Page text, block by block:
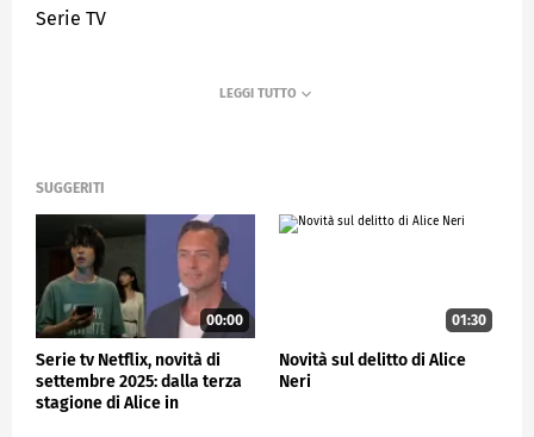
Serie TV
SUGGERITI
00:00
Serie tv Netflix, novità di
settembre 2025: dalla terza
stagione di Alice in
01:30
Novità sul delitto di Alice
Neri